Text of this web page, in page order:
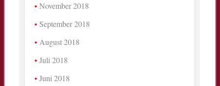
November 2018
September 2018
August 2018
Juli 2018
Juni 2018